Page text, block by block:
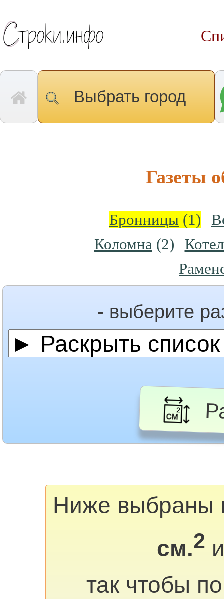
Выбрать город
Газеты
Бронницы (1)
Коломна (2)
- выберите
Ниже выбраны
см.2
так чтобы